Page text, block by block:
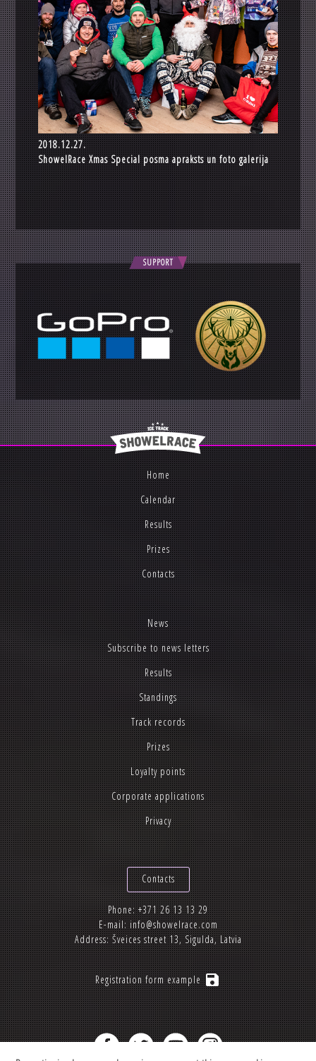
2018.12.27.
ShowelRace Xmas Special posma apraksts un foto galerija
SUPPORT
Home
Calendar
Results
Prizes
Contacts
News
Subscribe to news letters
Results
Standings
Track records
Prizes
Loyalty points
Corporate applications
Privacy
Contacts
Phone:+371 26 13 13 29
E-mail:info@showelrace.com
Address: Šveices street 13, Sigulda, Latvia
Registration form examplesave